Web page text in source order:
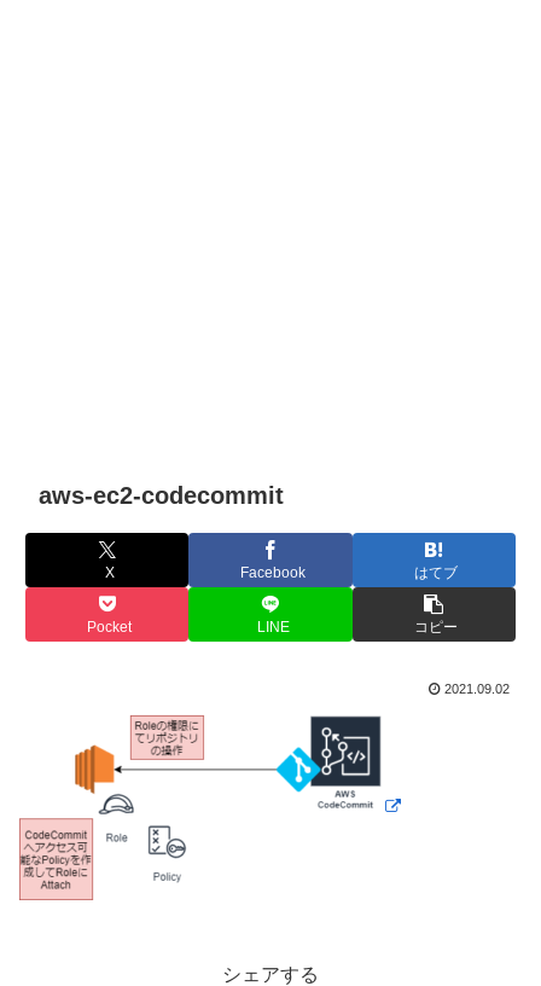
aws-ec2-codecommit
X Facebook はてブ
Pocket LINE コピー
2021.09.02
シェアする